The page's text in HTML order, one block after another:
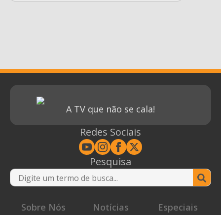
A TV que não se cala!
Redes Sociais
Pesquisa
Sobre Nós
Notícias Especiais